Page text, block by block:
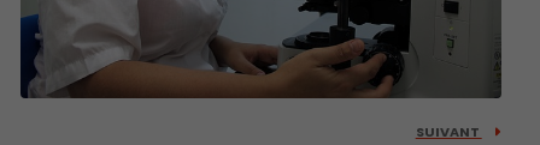
SUIVANT